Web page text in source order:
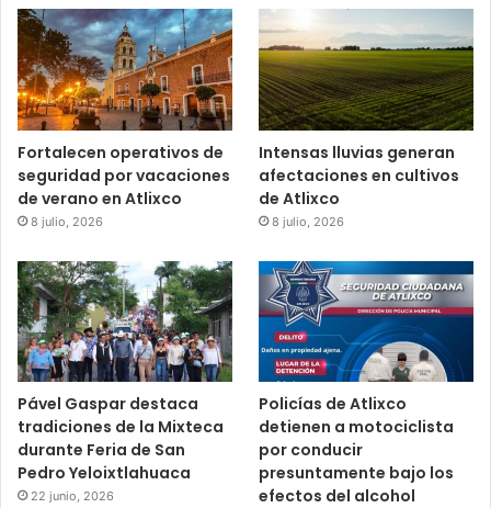
Fortalecen operativos de
seguridad por vacaciones
de verano en Atlixco
8 julio, 2026
Intensas lluvias generan
afectaciones en cultivos
de Atlixco
8 julio, 2026
Pável Gaspar destaca
tradiciones de la Mixteca
durante Feria de San
Pedro Yeloixtlahuaca
22 junio, 2026
Policías de Atlixco
detienen a motociclista
por conducir
presuntamente bajo los
efectos del alcohol